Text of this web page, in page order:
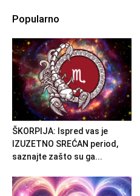
Popularno
ŠKORPIJA: Ispred vas je
IZUZETNO SREĆAN period,
saznajte zašto su ga...